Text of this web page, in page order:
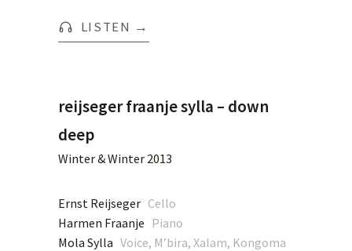
LISTEN →
reijseger fraanje sylla – down
deep
Winter & Winter 2013
Ernst Reijseger Cello
Harmen Fraanje Piano
Mola Sylla Voice, M’bira, Xalam, Kongoma